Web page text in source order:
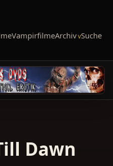
VampirfilmeArchiv Suche
Dawn